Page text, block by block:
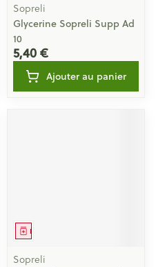
Sopreli
Glycerine Sopreli Supp Ad
10
5,40 €
Ajouter au panier
Médicament
Sopreli